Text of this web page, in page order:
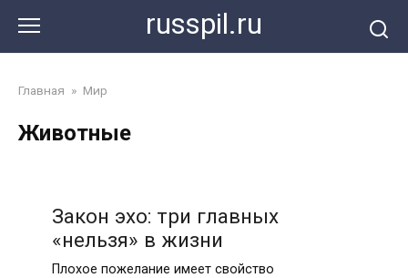
контенту
russpil.ru
Главная » Мир
Животные
Закон эхо: три главных
«нельзя» в жизни
Плохое пожелание имеет свойство